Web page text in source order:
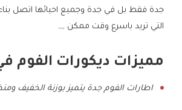
جدة فقط بل في جدة وجميع احيائها اتصل بناء
التي تريد باسرع وقت ممكن ,,,.
مميزات ديكورات الفوم
اطارات الفوم جدة يتميز بوزنة الخفيف